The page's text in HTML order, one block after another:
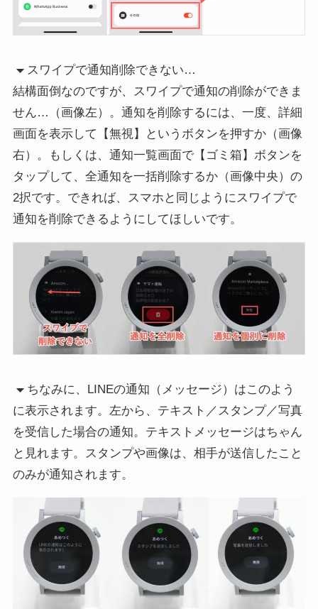
スワイプで通知削除できない…
結構面倒なのですが、スワイプで通知の削除ができま
せん…（画像左）。通知を削除するには、一度、詳細
画面を表示して【無視】というボタンを押すか（画像
右）。もしくは、通知一覧画面で【ゴミ箱】ボタンを
タップして、全通知を一括削除するか（画像中央）の
2択です。できれば、スマホと同じようにスワイプで
通知を削除できるようにしてほしいです。
ちなみに、LINEの通知（メッセージ）はこのよう
に表示されます。左から、テキスト／スタンプ／写真
を受信した場合の通知。テキストメッセージはちゃん
と見れます。スタンプや画像は、相手が送信したこと
のみが通知されます。